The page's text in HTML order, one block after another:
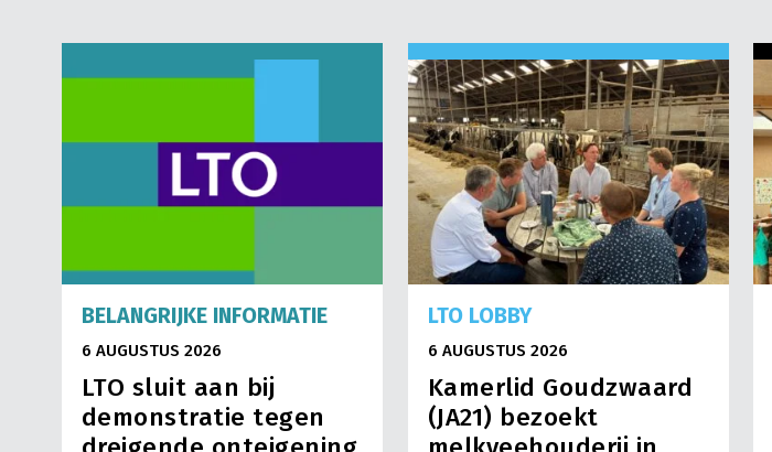
BELANGRIJKE INFORMATIE
6 AUGUSTUS 2026
LTO sluit aan bij
demonstratie tegen
LTO LOBBY
6 AUGUSTUS 2026
Kamerlid Goudzwaard
(JA21) bezoekt